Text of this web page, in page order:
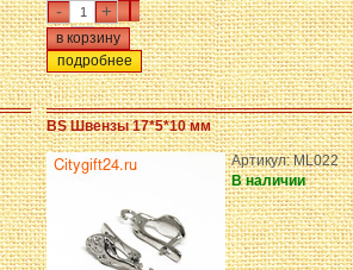
- +
подробнее
BS Швензы 17*5*10 мм
Артикул: ML022
В наличии